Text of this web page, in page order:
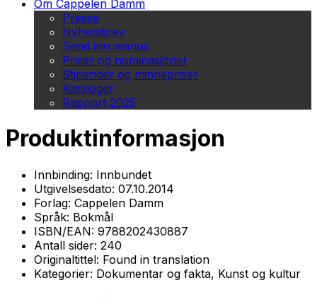
Om Cappelen Damm
Presse
Nyhetsbrev
Send inn manus
Priser og nominasjoner
Stipender og minnepriser
Kataloger
Rapport 2025
Produktinformasjon
Innbinding: Innbundet
Utgivelsesdato: 07.10.2014
Forlag: Cappelen Damm
Språk: Bokmål
ISBN/EAN: 9788202430887
Antall sider: 240
Originaltittel: Found in translation
Kategorier: Dokumentar og fakta, Kunst og kultur